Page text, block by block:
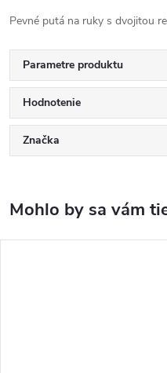
Pevné putá na ruky s dvojitou
Parametre produktu
Hodnotenie
Značka